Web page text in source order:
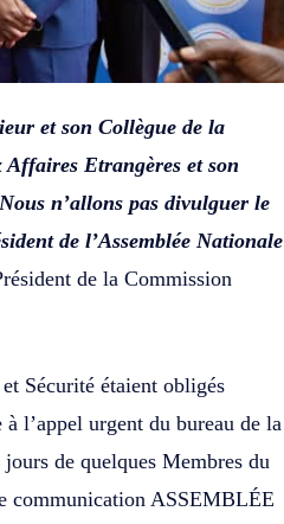
et son Collègue de la
Affaires Etrangères et son
n’allons pas divulguer le
de l’Assemblée Nationale
de la Commission
Sécurité étaient obligés
l’appel urgent du bureau de la
de quelques Membres du
communication ASSEMBLÉE